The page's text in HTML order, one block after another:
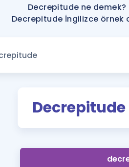
Decrepitude ne
Decrepitude İngilizce örnek
Decrepitude